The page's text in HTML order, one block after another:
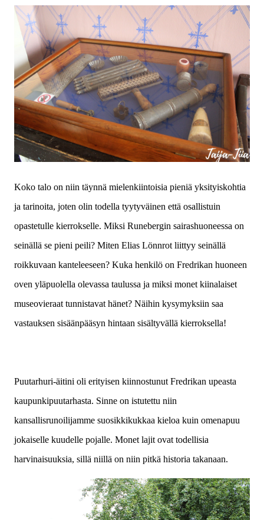
Koko talo on niin täynnä mielenkiintoisia pieniä yksityiskohtia
ja tarinoita, joten olin todella tyytyväinen että osallistuin
opastetulle kierrokselle. Miksi Runebergin sairashuoneessa on
seinällä se pieni peili? Miten Elias Lönnrot liittyy seinällä
roikkuvaan kanteleeseen? Kuka henkilö on Fredrikan huoneen
oven yläpuolella olevassa taulussa ja miksi monet kiinalaiset
museovieraat tunnistavat hänet? Näihin kysymyksiin saa
vastauksen sisäänpääsyn hintaan sisältyvällä kierroksella!
Puutarhuri-äitini oli erityisen kiinnostunut Fredrikan upeasta
kaupunkipuutarhasta. Sinne on istutettu niin
kansallisrunoilijamme suosikkikukkaa kieloa kuin omenapuu
jokaiselle kuudelle pojalle. Monet lajit ovat todellisia
harvinaisuuksia, sillä niillä on niin pitkä historia takanaan.